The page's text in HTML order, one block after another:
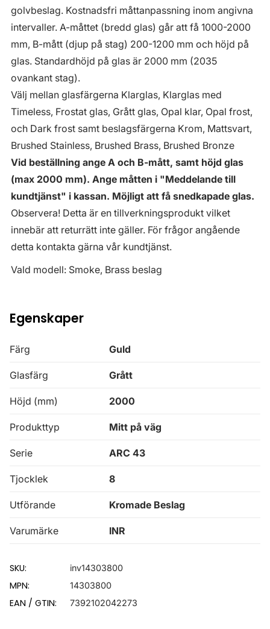
golvbeslag. Kostnadsfri måttanpassning inom angivna
intervaller. A-måttet (bredd glas) går att få 1000-2000
mm, B-mått (djup på stag) 200-1200 mm och höjd på
glas. Standardhöjd på glas är 2000 mm (2035
ovankant stag).
Välj mellan glasfärgerna Klarglas, Klarglas med
Timeless, Frostat glas, Grått glas, Opal klar, Opal frost,
och Dark frost samt beslagsfärgerna Krom, Mattsvart,
Brushed Stainless, Brushed Brass, Brushed Bronze
Vid beställning ange A och B-mått, samt höjd glas
(max 2000 mm). Ange måtten i "Meddelande till
kundtjänst" i kassan. Möjligt att få snedkapade glas.
Observera! Detta är en tillverkningsprodukt vilket
innebär att returrätt inte gäller. För frågor angående
detta kontakta gärna vår kundtjänst.
Vald modell: Smoke, Brass beslag
Egenskaper
Färg Guld
Glasfärg Grått
Höjd (mm) 2000
Produkttyp Mitt på väg
Serie ARC 43
Tjocklek 8
Utförande Kromade Beslag
Varumärke INR
SKU: inv14303800
MPN: 14303800
EAN / GTIN: 7392102042273